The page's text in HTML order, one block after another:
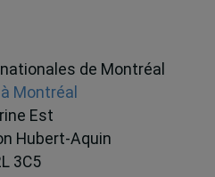
de Montréal
Montréal
Est
Hubert-Aquin
3C5